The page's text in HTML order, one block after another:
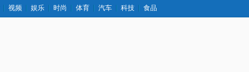
视频 娱乐 时尚 体育 汽车 科技 食品